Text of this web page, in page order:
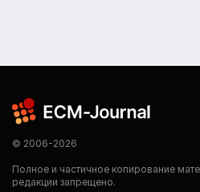
© 2006-2026
Полное и частичное копирование
редакции запрещено.